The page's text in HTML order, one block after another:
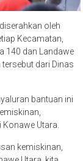
oleh
Kecamatan,
140 dan Landawe
dari Dinas
bantuan ini
Utara.
kemiskinan,